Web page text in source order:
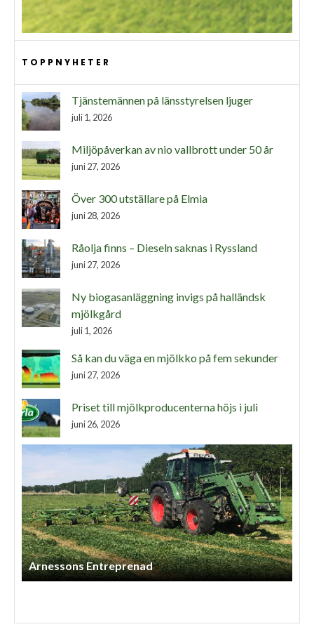
TOPPNYHETER
Tjänstemännen på länsstyrelsen ljuger
juli 1, 2026
Miljöpåverkan av nio vallbrott under 50 år
juni 27, 2026
Över 300 utställare på Elmia
juni 28, 2026
Råolja finns – Dieseln saknas i Ryssland
juni 27, 2026
Ny biogasanläggning invigs på halländsk
mjölkgård
juli 1, 2026
Så kan du väga en mjölkko på fem sekunder
juni 27, 2026
Priset till mjölkproducenterna höjs i juli
juni 26, 2026
Adam Hansson